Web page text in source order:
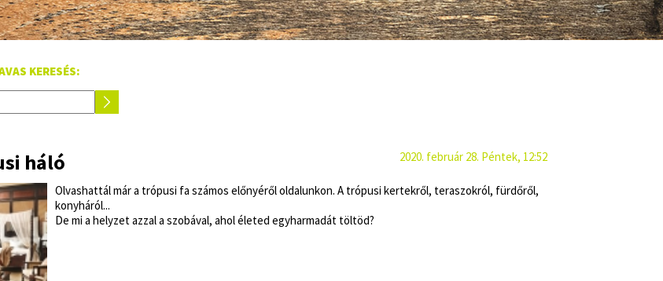
KERESÉS:
háló 2020. február 28. Péntek, 12:52
Olvashattál már a trópusi fa számos előnyéről oldalunkon. A trópusi kertekről, teraszokról, fürdőről,
konyháról...
De mi a helyzet azzal a szobával, ahol életed egyharmadát töltöd?